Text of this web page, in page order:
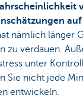
nämlich länger
zu verdauen.
unter
Sie nicht jede
entwickeln.